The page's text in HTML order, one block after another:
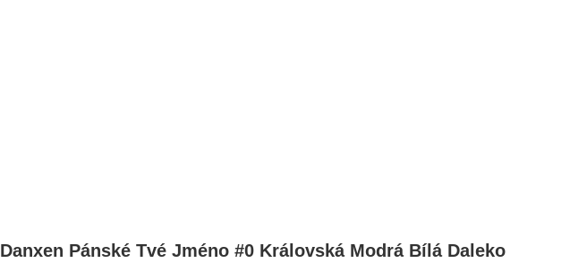
Danxen Pánské Tvé Jméno #0 Královská Modrá Bílá Daleko